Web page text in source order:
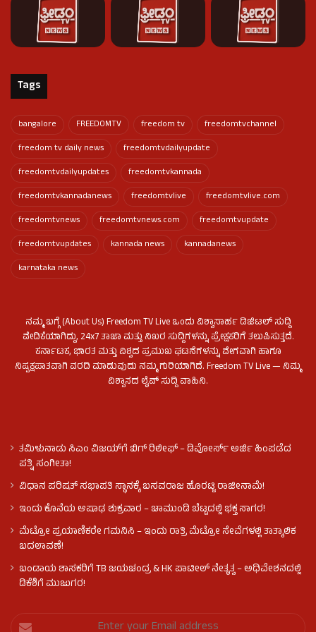
Tags
bangalore FREEDOMTV freedom tv
freedomtvchannel
freedom tv daily news
freedomtvdailyupdate
freedomtvdailyupdates
freedomtvkannada
freedomtvkannadanews
freedomtvlive
freedomtvlive.com
freedomtvnews
freedomtvnews.com
freedomtvupdate
freedomtvupdates
kannada news
kannadanews
karnataka news
ನಮ್ಮ ಬಗ್ಗೆ (About Us) Freedom TV Live ಒಂದು ವಿಶ್ವಾಸಾರ್ಹ ಡಿಜಿಟಲ್ ಸುದ್ದಿ
ವೇದಿಕೆಯಾಗಿದ್ದು, 24x7 ತಾಜಾ ಮತ್ತು ನಿಖರ ಸುದ್ದಿಗಳನ್ನು ಪ್ರೇಕ್ಷಕರಿಗೆ ತಲುಪಿಸುತ್ತದೆ.
ಕರ್ನಾಟಕ, ಭಾರತ ಮತ್ತು ವಿಶ್ವದ ಪ್ರಮುಖ ಘಟನೆಗಳನ್ನು ವೇಗವಾಗಿ ಹಾಗೂ
ನಿಷ್ಪಕ್ಷಪಾತವಾಗಿ ವರದಿ ಮಾಡುವುದು ನಮ್ಮ ಗುರಿಯಾಗಿದೆ. Freedom TV Live — ನಿಮ್ಮ
ವಿಶ್ವಾಸದ ಲೈವ್ ಸುದ್ದಿ ವಾಹಿನಿ.
ತಮಿಳುನಾಡು ಸಿಎಂ ವಿಜಯ್‌ಗೆ ಬಿಗ್ ರಿಲೀಫ್ – ಡಿವೋರ್ಸ್ ಅರ್ಜಿ ಹಿಂಪಡೆದ
ಪತ್ನಿ ಸಂಗೀತಾ!
ವಿಧಾನ ಪರಿಷತ್ ಸಭಾಪತಿ ಸ್ಥಾನಕ್ಕೆ ಬಸವರಾಜ ಹೊರಟ್ಟಿ ರಾಜೀನಾಮೆ!
ಇಂದು ಕೊನೆಯ ಆಷಾಢ ಶುಕ್ರವಾರ – ಚಾಮುಂಡಿ ಬೆಟ್ಟದಲ್ಲಿ ಭಕ್ತ ಸಾಗರ!
ಮೆಟ್ರೋ ಪ್ರಯಾಣಿಕರೇ ಗಮನಿಸಿ – ಇಂದು ರಾತ್ರಿ ಮೆಟ್ರೋ ಸೇವೆಗಳಲ್ಲಿ ತಾತ್ಕಾಲಿಕ
ಬದಲಾವಣೆ!
ಬಂಡಾಯ ಶಾಸಕರಿಗೆ TB ಜಯಚಂದ್ರ & HK ಪಾಟೀಲ್ ನೇತೃತ್ವ – ಅಧಿವೇಶನದಲ್ಲಿ
ಡಿಕೆಶಿಗೆ ಮುಜುಗರ!